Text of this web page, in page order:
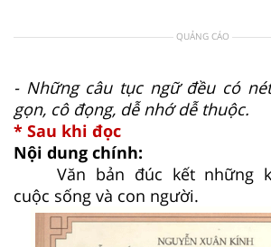
QUẢNG CÁO
- Những câu tục ngữ đều có
gọn, cô đọng, dễ nhớ dễ thuộc.
* Sau khi đọc
Nội dung chính:
Văn bản đúc kết những
cuộc sống và con người.